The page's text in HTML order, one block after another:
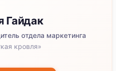
Гайдак
отдела маркетинга
кровля»